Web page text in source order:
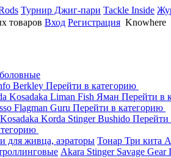
Турнир Джиг-пари Tackle Inside
товаров Вход Регистрация Knowhere
Berkley Перейти в категорию
Kosadaka Liman Fish Яман Перейти в
Flagman Guru Перейти в категорию
Kosadaka Korda StingerBushido Перейти
для живца, аэраторы Тонар Три кита
Akara Stinger Savage Gear